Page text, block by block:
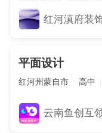
红河滇府装
平面设计
红河州蒙自市 高中
云南鱼创互